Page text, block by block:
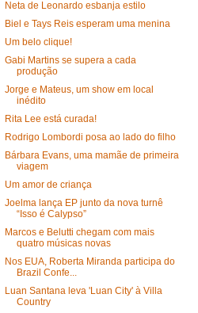
Neta de Leonardo esbanja estilo
Biel e Tays Reis esperam uma menina
Um belo clique!
Gabi Martins se supera a cada
produção
Jorge e Mateus, um show em local
inédito
Rita Lee está curada!
Rodrigo Lombordi posa ao lado do filho
Bárbara Evans, uma mamãe de primeira
viagem
Um amor de criança
Joelma lança EP junto da nova turnê
“Isso é Calypso”
Marcos e Belutti chegam com mais
quatro músicas novas
Nos EUA, Roberta Miranda participa do
Brazil Confe...
Luan Santana leva 'Luan City' à Villa
Country